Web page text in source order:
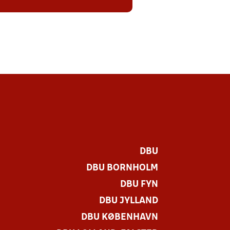
DBU
DBU BORNHOLM
DBU FYN
DBU JYLLAND
DBU KØBENHAVN